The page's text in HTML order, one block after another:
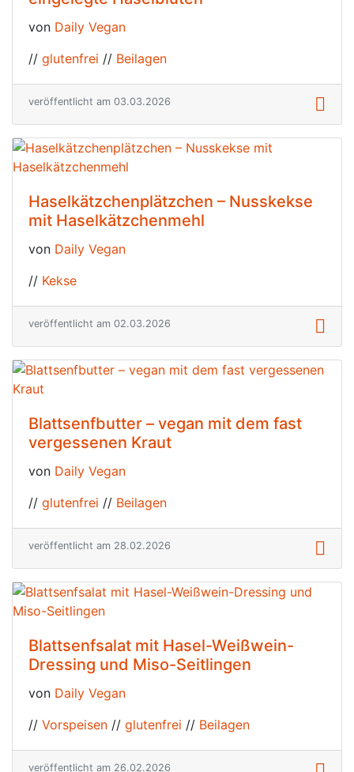
von Daily Vegan
// glutenfrei // Beilagen
veröffentlicht am 03.03.2026
Haselkätzchenplätzchen – Nusskekse
mit Haselkätzchenmehl
von Daily Vegan
// Kekse
veröffentlicht am 02.03.2026
Blattsenfbutter – vegan mit dem fast
vergessenen Kraut
von Daily Vegan
// glutenfrei // Beilagen
veröffentlicht am 28.02.2026
Blattsenfsalat mit Hasel-Weißwein-
Dressing und Miso-Seitlingen
von Daily Vegan
// Vorspeisen // glutenfrei // Beilagen
veröffentlicht am 26.02.2026